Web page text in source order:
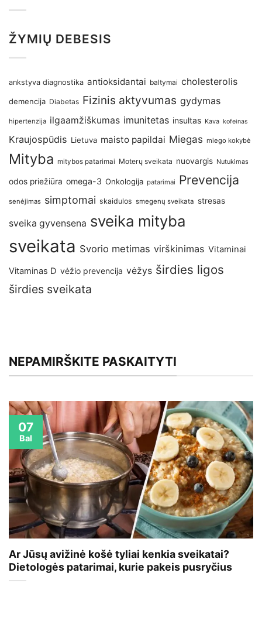
ŽYMIŲ DEBESIS
ankstyva diagnostika antioksidantai baltymai cholesterolis
demencija Diabetas Fizinis aktyvumas gydymas
hipertenzija ilgaamžiškumas imunitetas insultas Kava kofeinas
Kraujospūdis Lietuva maisto papildai Miegas miego kokybė
Mityba mitybos patarimai Moterų sveikata nuovargis Nutukimas
odos priežiūra omega-3 Onkologija patarimai Prevencija
senėjimas simptomai skaidulos smegenų sveikata stresas
sveika gyvensena sveika mityba
sveikata Svorio metimas virškinimas Vitaminai
Vitaminas D vėžio prevencija vėžys širdies ligos
širdies sveikata
NEPAMIRŠKITE PASKAITYTI
Ar Jūsų avižinė košė tyliai kenkia sveikatai?
Dietologės patarimai, kurie pakeis pusryčius
07
Bal